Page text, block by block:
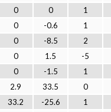
0 0
1
0 -0.6
1
0 -8.5
2
0 1.5
-5
0 -1.5
1
2.9 33.5
0
33.2 -25.6
1